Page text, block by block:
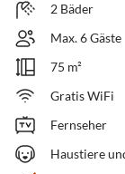
2 Bäder
Max. 6 Gäste
75 m²
Gratis WiFi
Fernseher
Haustiere